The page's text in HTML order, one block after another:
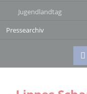
Jugendlandtag
Pressearchiv